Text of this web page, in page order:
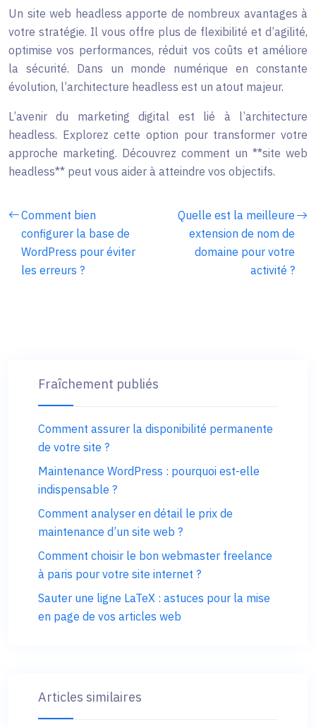
Un site web headless apporte de nombreux avantages à
votre stratégie. Il vous offre plus de flexibilité et d’agilité,
optimise vos performances, réduit vos coûts et améliore
la sécurité. Dans un monde numérique en constante
évolution, l’architecture headless est un atout majeur.
L’avenir du marketing digital est lié à l’architecture
headless. Explorez cette option pour transformer votre
approche marketing. Découvrez comment un **site web
headless** peut vous aider à atteindre vos objectifs.
Comment bien
configurer la base de
WordPress pour éviter
les erreurs ?
Quelle est la meilleure
extension de nom de
domaine pour votre
activité ?
Fraîchement publiés
Comment assurer la disponibilité permanente
de votre site ?
Maintenance WordPress : pourquoi est-elle
indispensable ?
Comment analyser en détail le prix de
maintenance d’un site web ?
Comment choisir le bon webmaster freelance
à paris pour votre site internet ?
Sauter une ligne LaTeX : astuces pour la mise
en page de vos articles web
Articles similaires